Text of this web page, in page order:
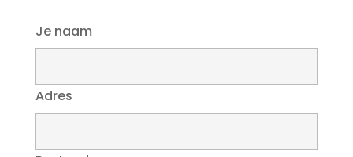
Je naam
Adres